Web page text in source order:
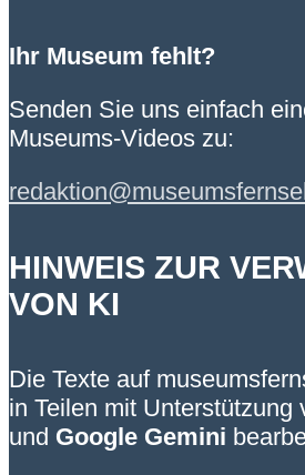
Ihr Museum fehlt?
Senden Sie uns einfach
Museums-Videos zu:
HINWEIS ZUR
VON KI
Die Texte auf
in Teilen mit Unterstützung
und Google Gemini